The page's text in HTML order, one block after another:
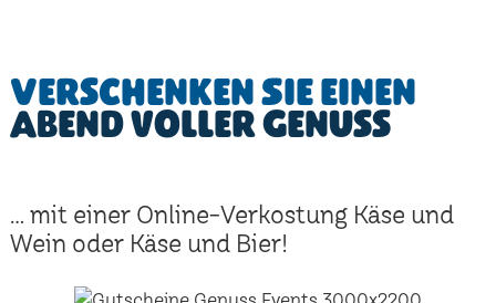
Verschenken Sie einen
Abend voller Genuss
... mit einer Online-Verkostung Käse und
Wein oder Käse und Bier!